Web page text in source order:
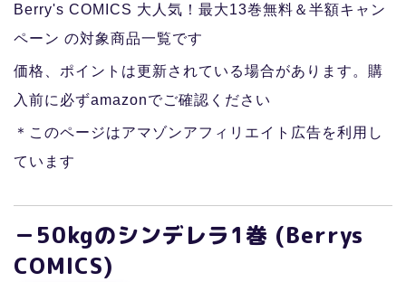
Berry's COMICS 大人気！最大13巻無料＆半額キャン
ペーン の対象商品一覧です
価格、ポイントは更新されている場合があります。購
入前に必ずamazonでご確認ください
＊このページはアマゾンアフィリエイト広告を利用し
ています
－50kgのシンデレラ1巻 (Berrys
COMICS)